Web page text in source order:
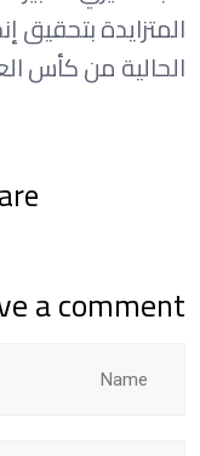
المتزايدة بتحقيق
الحالية من كأس
a comment